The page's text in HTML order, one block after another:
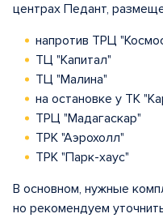
центрах Педант,
напротив ТРЦ
ТЦ "Капитал"
ТЦ "Малина"
на остановке у ТК
ТРЦ "Мадагаскар"
ТРК "Аэрохолл"
ТРК "Парк-хаус"
В основном, нужные
но рекомендуем